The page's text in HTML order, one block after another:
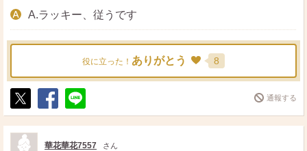
A.ラッキー、従うです
役に立った！ ありがとう 8
ポ
ス
ト
シ
ェ
送
る
通報する
華花華花7557 さん